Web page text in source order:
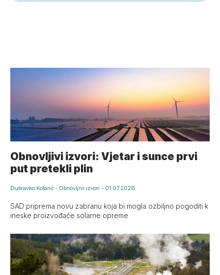
Obnovljivi izvori: Vjetar i sunce prvi
put pretekli plin
Dubravko Kolarić - Obnovljivi izvori - 01.07.2026.
SAD priprema novu zabranu koja bi mogla ozbiljno pogoditi k
ineske proizvođače solarne opreme